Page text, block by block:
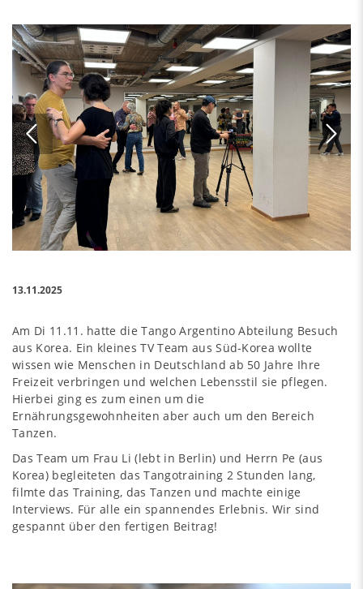
13.11.2025
Am Di 11.11. hatte die Tango Argentino Abteilung Besuch
aus Korea. Ein kleines TV Team aus Süd-Korea wollte
wissen wie Menschen in Deutschland ab 50 Jahre Ihre
Freizeit verbringen und welchen Lebensstil sie pflegen.
Hierbei ging es zum einen um die
Ernährungsgewohnheiten aber auch um den Bereich
Tanzen.
Das Team um Frau Li (lebt in Berlin) und Herrn Pe (aus
Korea) begleiteten das Tangotraining 2 Stunden lang,
filmte das Training, das Tanzen und machte einige
Interviews. Für alle ein spannendes Erlebnis. Wir sind
gespannt über den fertigen Beitrag!